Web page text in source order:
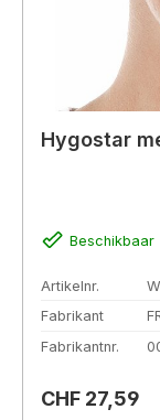
Hygostar
Beschikbaar
Artikelnr.
Fabrikant
Fabrikantnr.
Normale prijs:
CHF 27,59